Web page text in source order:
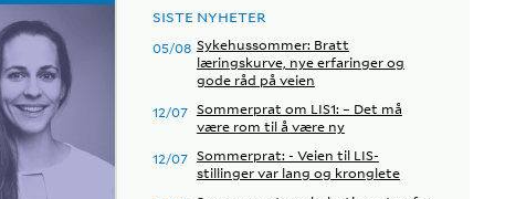
SISTE NYHETER
05/08 Sykehussommer: Bratt
læringskurve, nye erfaringer og
gode råd på veien
12/07 Sommerprat om LIS1: – Det må
være rom til å være ny
12/07 Sommerprat: - Veien til LIS-
stillinger var lang og kronglete